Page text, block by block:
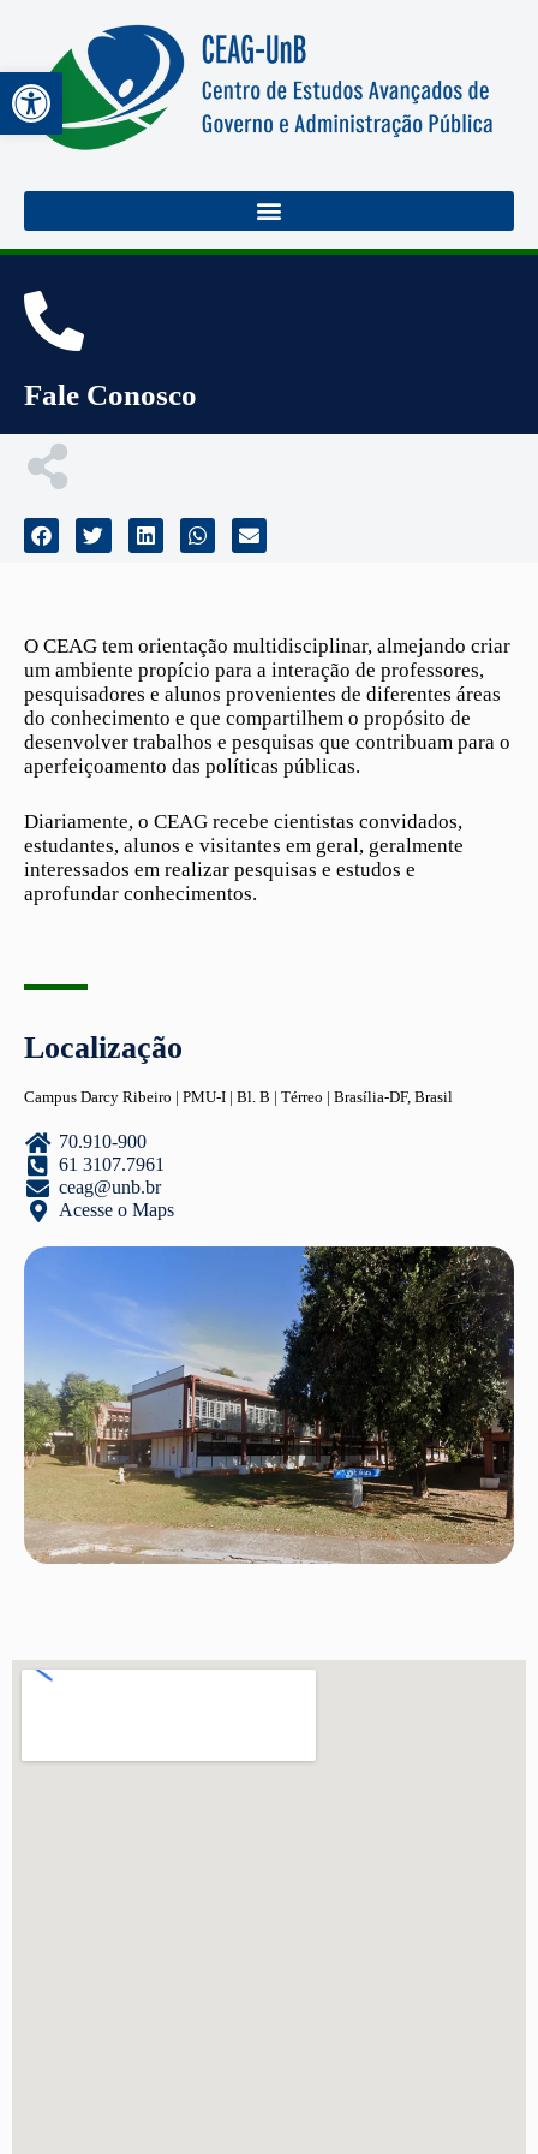
Abrir a barra de ferramentas
Fale Conosco
O CEAG tem orientação multidisciplinar, almejando criar
um ambiente propício para a interação de professores,
pesquisadores e alunos provenientes de diferentes áreas
do conhecimento e que compartilhem o propósito de
desenvolver trabalhos e pesquisas que contribuam para o
aperfeiçoamento das políticas públicas.
Diariamente, o CEAG recebe cientistas convidados,
estudantes, alunos e visitantes em geral, geralmente
interessados em realizar pesquisas e estudos e
aprofundar conhecimentos.
Localização
Campus Darcy Ribeiro | PMU-I | Bl. B | Térreo | Brasília-DF, Brasil
70.910-900
61 3107.7961
ceag@unb.br
Acesse o Maps